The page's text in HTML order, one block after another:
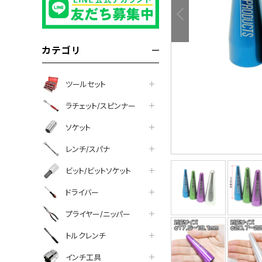
カテゴリ
ツールセット
ラチェット/スピンナー
ソケット
レンチ/スパナ
ビット/ビットソケット
ドライバー
プライヤー/ニッパー
トルクレンチ
インチ工具
facebook
line